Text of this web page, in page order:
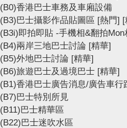
(B0)香港巴士車務及車廂設備
(B3)巴士攝影作品貼圖區 [熱門] [
(B3i)即拍即貼 -手機相&翻拍Mon
(B4)兩岸三地巴士討論 [精華]
(B5)外地巴士討論 [精華]
(B6)旅遊巴士及過境巴士 [精華]
(B1)香港巴士廣告消息/廣告車行
(B7)巴士特別所見
(B11)巴士精華區
(B22)巴士迷吹水區